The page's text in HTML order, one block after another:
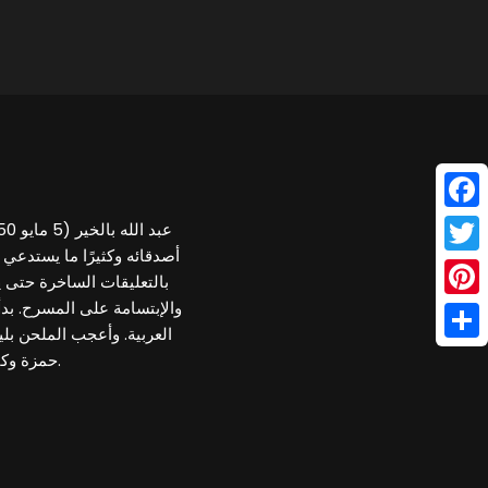
أصدقائه وكثيرًا ما
بالتعليقات الساخرة
والإبتسامة على المسرح.
العربية. وأعجب الملحن
حمزة وكانت هذه الأغنية بالمصرية ووضعته على طريق الشهرة.